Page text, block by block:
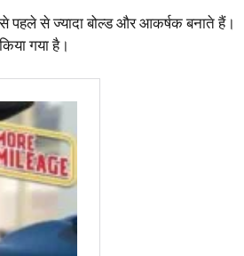
पहले से ज्यादा बोल्ड और आकर्षक बनाते हैं।
गया है।